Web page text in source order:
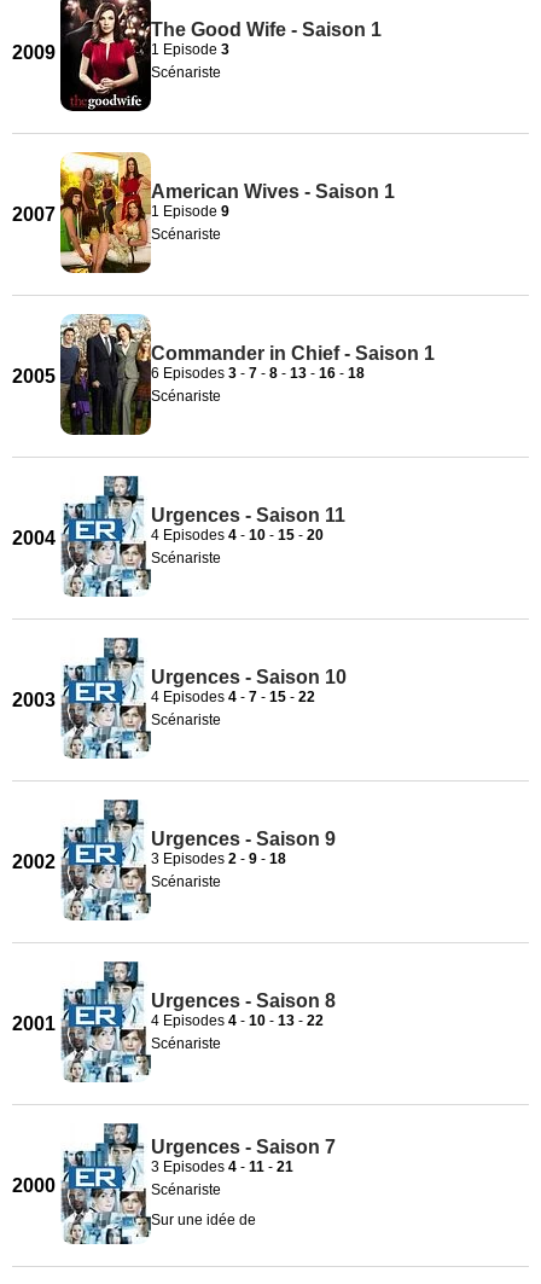
2009
The Good Wife - Saison 1
1 Episode 3
Scénariste
2007
American Wives - Saison 1
1 Episode 9
Scénariste
2005
Commander in Chief - Saison 1
6 Episodes 3 - 7 - 8 - 13 - 16 - 18
Scénariste
2004
Urgences - Saison 11
4 Episodes 4 - 10 - 15 - 20
Scénariste
2003
Urgences - Saison 10
4 Episodes 4 - 7 - 15 - 22
Scénariste
2002
Urgences - Saison 9
3 Episodes 2 - 9 - 18
Scénariste
2001
Urgences - Saison 8
4 Episodes 4 - 10 - 13 - 22
Scénariste
2000
Urgences - Saison 7
3 Episodes 4 - 11 - 21
Scénariste
Sur une idée de